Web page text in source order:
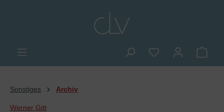
Du hast 0
Sonstiges Archiv
Werner Gitt